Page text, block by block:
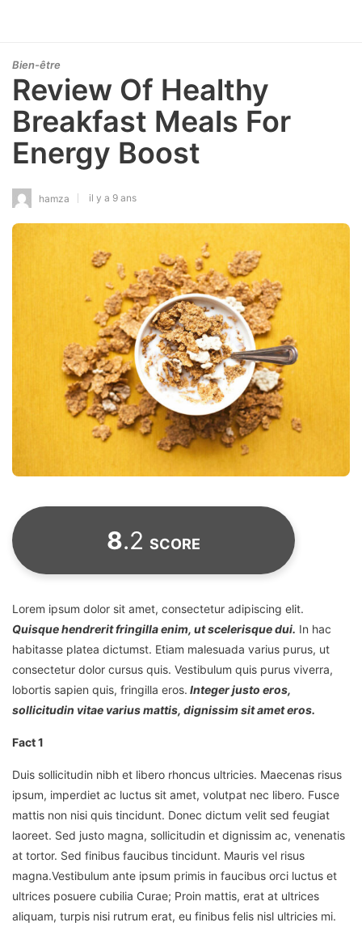
Bien-être
Review Of Healthy
Breakfast Meals For
Energy Boost
hamza il y a 9 ans
8.2 SCORE
L orem ipsum dolor sit amet, consectetur adipiscing elit.
Quisque hendrerit fringilla enim, ut scelerisque dui. In hac
habitasse platea dictumst. Etiam malesuada varius purus, ut
consectetur dolor cursus quis. Vestibulum quis purus viverra,
lobortis sapien quis, fringilla eros. Integer justo eros,
sollicitudin vitae varius mattis, dignissim sit amet eros.
Fact 1
Duis sollicitudin nibh et libero rhoncus ultricies. Maecenas risus
ipsum, imperdiet ac luctus sit amet, volutpat nec libero. Fusce
mattis non nisi quis tincidunt. Donec dictum velit sed feugiat
laoreet. Sed justo magna, sollicitudin et dignissim ac, venenatis
at tortor. Sed finibus faucibus tincidunt. Mauris vel risus
magna.Vestibulum ante ipsum primis in faucibus orci luctus et
ultrices posuere cubilia Curae; Proin mattis, erat at ultrices
aliquam, turpis nisi rutrum erat, eu finibus felis nisl ultricies mi.